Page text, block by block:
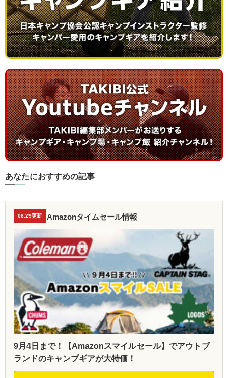
あなたにおすすめの記事
08.29更新 Amazonタイムセール情報
9月4日まで！【Amazonスマイルセール】でアウトブ
ランドのキャンプギアが大特価！